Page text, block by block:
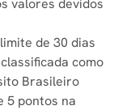
de 30 dias
como
Brasileiro
5 pontos na